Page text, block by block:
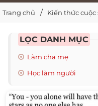
Trang chủ Kiến thức cuộc
LỌC DANH MỤC
Làm cha mẹ
Học làm người